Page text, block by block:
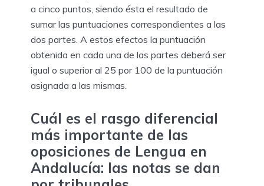
a cinco puntos, siendo ésta el resultado de
sumar las puntuaciones correspondientes a las
dos partes. A estos efectos la puntuación
obtenida en cada una de las partes deberá ser
igual o superior al 25 por 100 de la puntuación
asignada a las mismas.
Cuál es el rasgo diferencial
más importante de las
oposiciones de Lengua en
Andalucía: las notas se dan